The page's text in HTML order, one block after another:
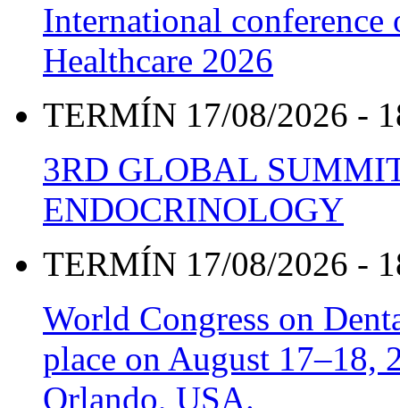
International
Healthcare 2026
TERMÍN 17/08/2026 -
3RD GLOBAL
ENDOCRINOLOGY
TERMÍN 17/08/2026 -
World Congress on
place on August 17–18,
Orlando, USA.